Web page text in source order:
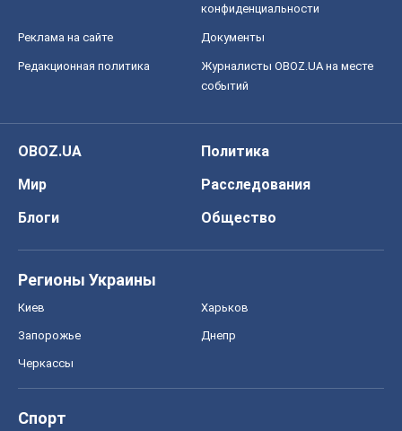
конфиденциальности
Реклама на сайте Документы
Редакционная политика
Журналисты OBOZ.UA на месте
событий
OBOZ.UA
Политика
Мир
Расследования
Блоги
Общество
Регионы Украины
Киев Харьков
Запорожье Днепр
Черкассы
Спорт